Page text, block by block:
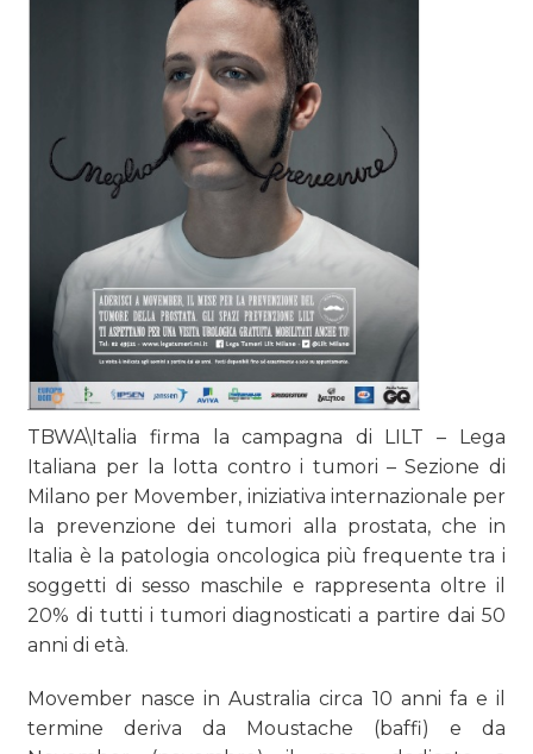
TBWA\Italia firma la campagna di LILT – Lega
Italiana per la lotta contro i tumori – Sezione di
Milano per Movember, iniziativa internazionale per
la prevenzione dei tumori alla prostata, che in
Italia è la patologia oncologica più frequente tra i
soggetti di sesso maschile e rappresenta oltre il
20% di tutti i tumori diagnosticati a partire dai 50
anni di età.
Movember nasce in Australia circa 10 anni fa e il
termine deriva da Moustache (baffi) e da